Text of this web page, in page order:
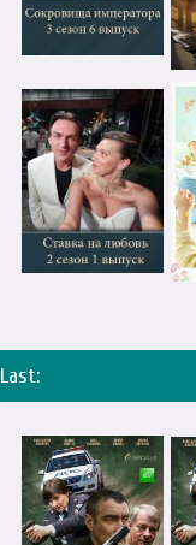
Last: